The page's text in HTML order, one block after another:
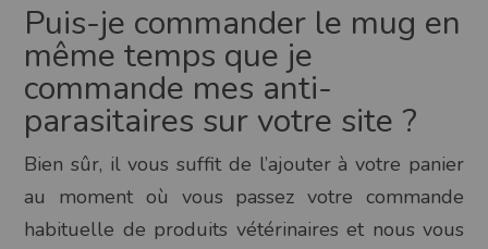
Puis-je commander le mug en
même temps que je
commande mes anti-
parasitaires sur votre site ?
Bien sûr, il vous suffit de l’ajouter à votre panier
au moment où vous passez votre commande
habituelle de produits vétérinaires et nous vous